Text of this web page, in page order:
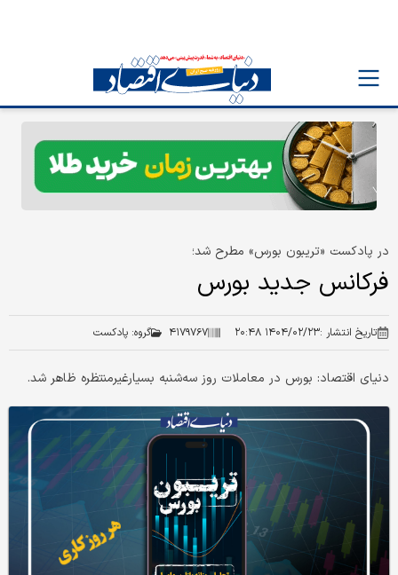
در پادکست «تریبون بورس» مطرح شد؛
فرکانس جدید بورس
تاریخ انتشار :۱۴۰۴/۰۲/۲۳ ۲۰:۴۸ ۴۱۷۹۷۶۷ گروه: پادکست
دنیای اقتصاد: بورس در معاملات روز سه‌شنبه بسیارغیرمنتظره ظاهر شد.